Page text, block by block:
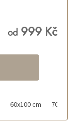
od 999 Kč
60x100 cm 70x120 cm